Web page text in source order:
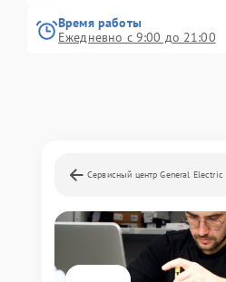
Время работы
Ежедневно с 9:00 до 21:00
Сервисный центр General Electric